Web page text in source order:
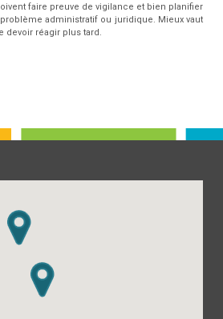
faire preuve de vigilance et bien planifier
administratif ou juridique. Mieux vaut
devoir réagir plus tard.